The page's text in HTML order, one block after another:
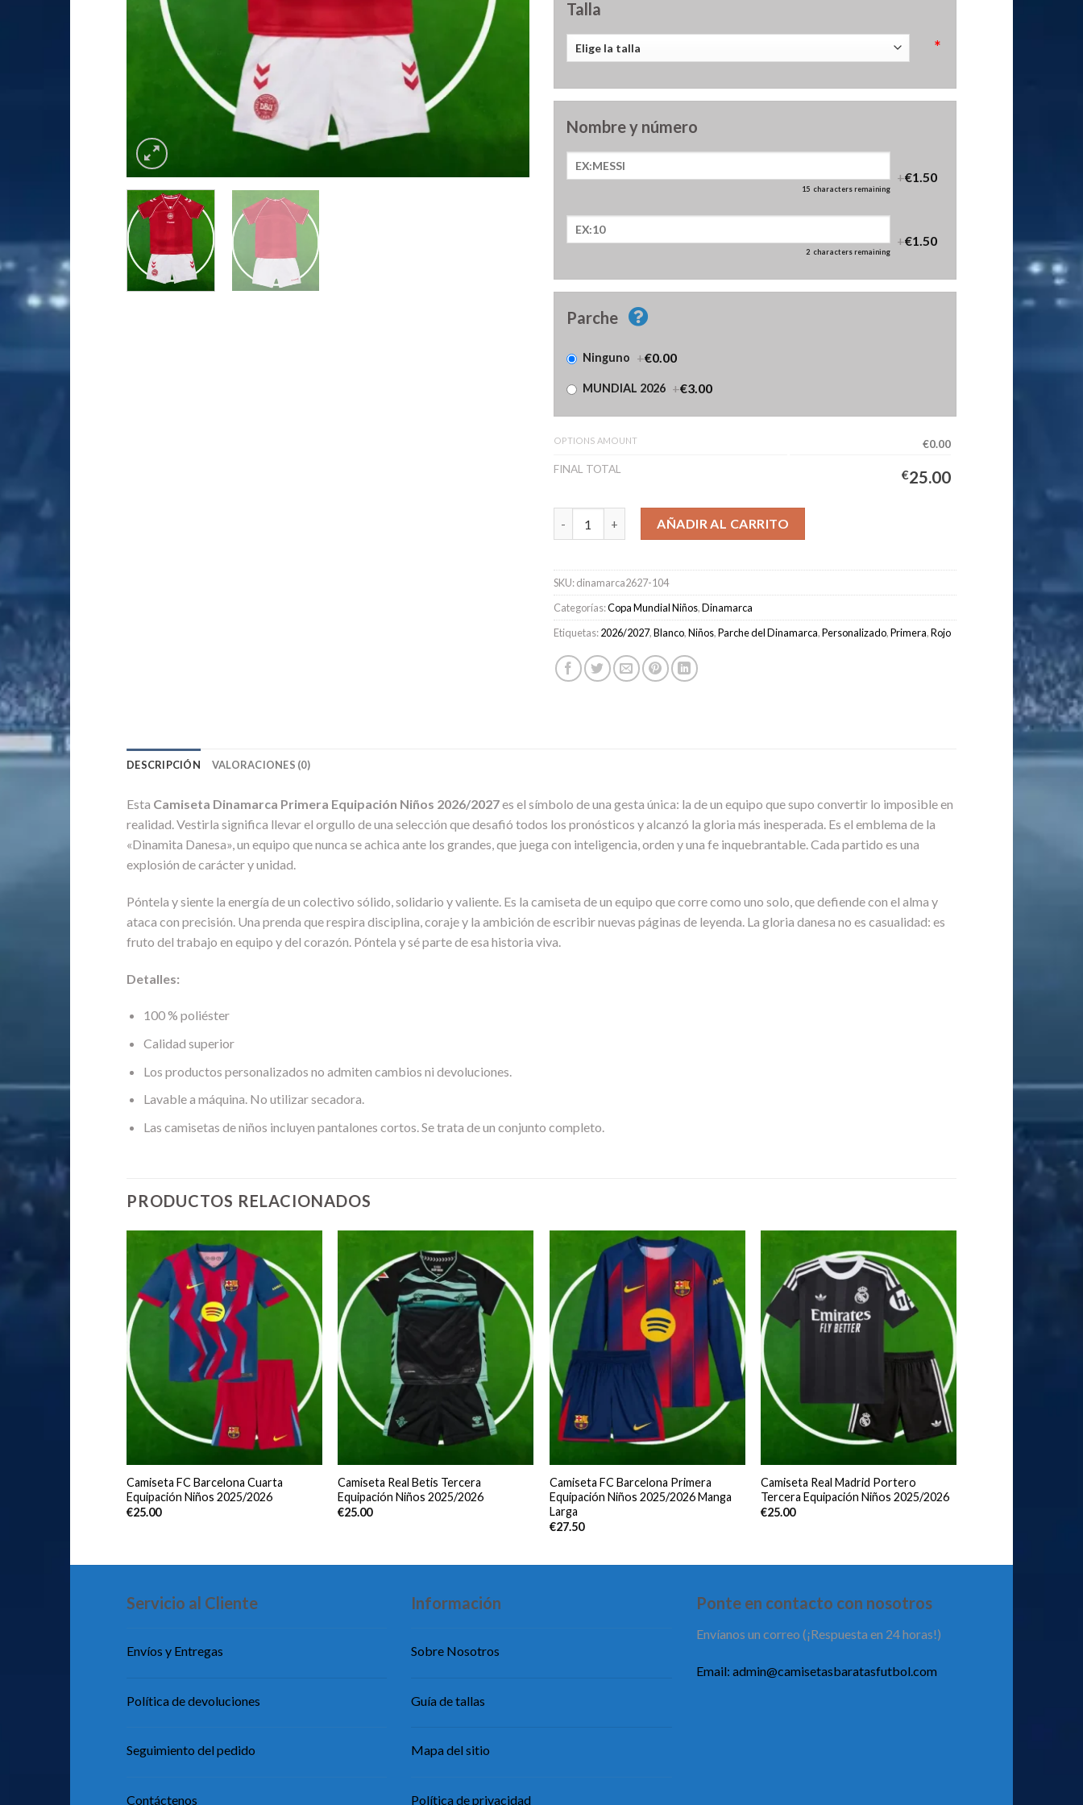
Talla
*
Nombre y número
15 characters remaining
+€1.50
2 characters remaining
+€1.50
Parche
Ninguno +€0.00
MUNDIAL 2026 +€3.00
OPTIONS AMOUNT
€0.00
FINAL TOTAL
€25.00
Camiseta Dinamarca Primera Equipación Niños 2026/2027 cantidad
AÑADIR AL CARRITO
SKU:dinamarca2627-104
Categorías:Copa Mundial Niños,Dinamarca
Etiquetas:2026/2027,Blanco,Niños,Parche del Dinamarca,Personalizado,Primera,Rojo
DESCRIPCIÓN VALORACIONES (0)
Esta Camiseta Dinamarca Primera Equipación Niños 2026/2027es el símbolo de una gesta única: la de un equipo que supo convertir lo imposible en
realidad. Vestirla significa llevar el orgullo de una selección que desafió todos los pronósticos y alcanzó la gloria más inesperada. Es el emblema de la
«Dinamita Danesa», un equipo que nunca se achica ante los grandes, que juega con inteligencia, orden y una fe inquebrantable. Cada partido es una
explosión de carácter y unidad.
Póntela y siente la energía de un colectivo sólido, solidario y valiente. Es la camiseta de un equipo que corre como uno solo, que defiende con el alma y
ataca con precisión. Una prenda que respira disciplina, coraje y la ambición de escribir nuevas páginas de leyenda. La gloria danesa no es casualidad: es
fruto del trabajo en equipo y del corazón. Póntela y sé parte de esa historia viva.
Detalles:
100 % poliéster
Calidad superior
Los productos personalizados no admiten cambios ni devoluciones.
Lavable a máquina. No utilizar secadora.
Las camisetas de niños incluyen pantalones cortos. Se trata de un conjunto completo.
PRODUCTOS RELACIONADOS
Camiseta FC Barcelona Cuarta
Equipación Niños 2025/2026
€25.00
Camiseta Real Betis Tercera
Equipación Niños 2025/2026
€25.00
Camiseta FC Barcelona Primera
Equipación Niños 2025/2026 Manga
Larga
€27.50
Camiseta Real Madrid Portero
Tercera Equipación Niños 2025/2026
€25.00
Servicio al Cliente
Envíos y Entregas
Política de devoluciones
Seguimiento del pedido
Contáctenos
Información
Sobre Nosotros
Guía de tallas
Mapa del sitio
Política de privacidad
Ponte en contacto con nosotros
Envíanos un correo (¡Respuesta en 24 horas!)
Email: admin@camisetasbaratasfutbol.com